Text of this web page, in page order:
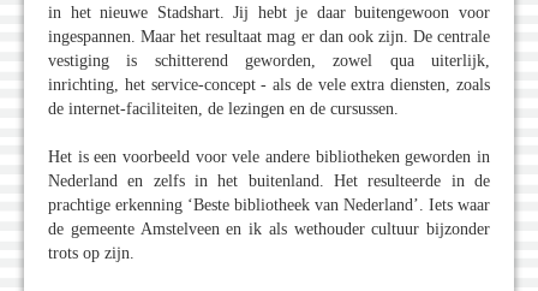
in het nieuwe Stadshart. Jij hebt je daar buitengewoon voor
ingespannen. Maar het resultaat mag er dan ook zijn. De centrale
vestiging is schitterend geworden, zowel qua uiterlijk,
inrichting, het service-concept - als de vele extra diensten, zoals
de internet-faciliteiten, de lezingen en de cursussen.
Het is een voorbeeld voor vele andere bibliotheken geworden in
Nederland en zelfs in het buitenland. Het resulteerde in de
prachtige erkenning ‘Beste bibliotheek van Nederland’. Iets waar
de gemeente Amstelveen en ik als wethouder cultuur bijzonder
trots op zijn.